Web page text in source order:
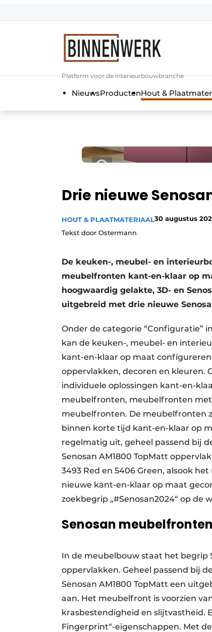
Algemene voorwaarden
Meest gelezen
Podcasts
Vacature aanmelden
Vacatures
Platform voor de interieurbouwbranche
NieuwsProductenHout &
Drie nieuwe
HOUT & PLAATMATERIAAL30 augustus
Tekst door Ostermann
De keuken-, meubel- en
meubelfronten kant-en-klaar op
hoogwaardig gelakte, 3D- en
uitgebreid met drie nieuwe
Onder de categorie “Configuratie”
kan de keuken-, meubel- en
kant-en-klaar op maat
oppervlakken, decoren en kleuren.
individuele oplossingen kant-en-
meubelfronten, meubelfronten
meubelfronten. De meubelfronten
binnen korte tijd kant-en-klaar op
regelmatig uit, geheel passend bij
Senosan AM1800 TopMatt
3493 Red en 5406 Green, alsook
nieuwe kant-en-klaar op maat
zoekbegrip „#Senosan2024“ op de
Senosan
In de meubelbouw staat het begrip
oppervlakken. Geheel passend bij
Senosan AM1800 TopMatt een
aan. Het meubelfront is voorzien
krasbestendigheid en slijtvastheid.
Fingerprint“-eigenschappen. Met